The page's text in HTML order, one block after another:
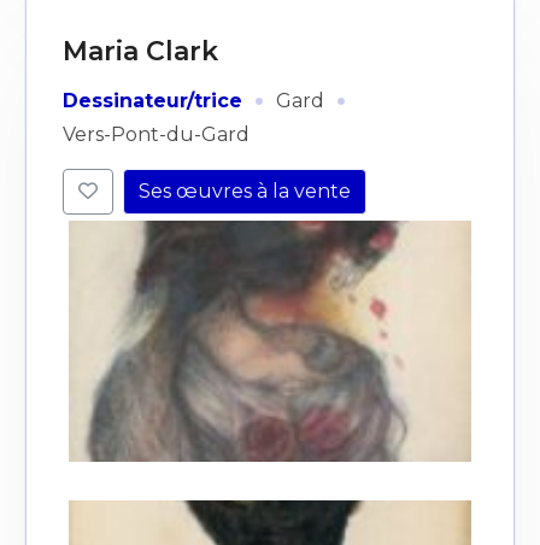
Maria Clark
Dessinateur/trice · Gard ·
Vers-Pont-du-Gard
Ses œuvres à la vente